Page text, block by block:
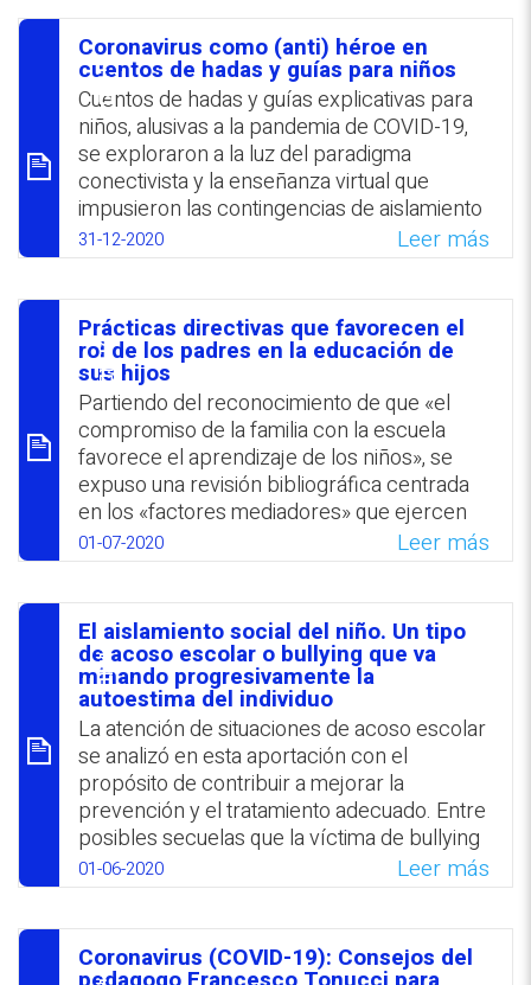
EDUCACIÓN Y FORMACIÓN DEL
PROFESORADO
סיכום
Coronavirus como (anti) héroe en
cuentos de hadas y guías para niños
Cuentos de hadas y guías explicativas para
niños, alusivas a la pandemia de COVID-19,
se exploraron a la luz del paradigma
conectivista y la enseñanza virtual que
impusieron las contingencias de aislamiento
que generó el coronavirus. El conectivismo
se asoció con las actividades didácticas en
línea que emergieron en la era digital, tales
como el aprendizaje a distancia, libros
electrónicos, audiolibros, programas
multimedia y demás, Se analizaron una serie
de creaciones literarias que surgieron ante
la ausencia de una respuesta oficial dirigida a
la población infantil, para ayudarla a afrontar
la incertidumbre, gestionar sus emociones y
comprender el por qué de la crisis sanitaria
y cómo superarla.
WhatsApp
Facebook
Twitter
Email
31-12-2020 Leer más
סיכום
Prácticas directivas que favorecen el
rol de los padres en la educación de
sus hijos
Partiendo del reconocimiento de que «el
compromiso de la familia con la escuela
favorece el aprendizaje de los niños», se
expuso una revisión bibliográfica centrada
en los «factores mediadores» que ejercen
un impacto positivo en las relaciones familia-
escuela. Se reportaron diferencias en las
actividades y funciones de los líderes y los
niveles investigativos entre países
anglosajones e hispanoamericanos. Se
mencionaron las principales barreras que
afrontan los líderes en su relación con los
padres (tiempo; capacidad y formación;
apertura hacia el otro) y se delinearon
sugerencias para superarlas. Se propuso
generar una atmósfera positiva, a nivel
socioemocional, en la que prevalezcan los
lazos afectivos entre los diferentes
colectivos.
WhatsApp
Facebook
Twitter
Email
01-07-2020 Leer más
סיכום
El aislamiento social del niño. Un tipo
de acoso escolar o bullying que va
minando progresivamente la
autoestima del individuo
La atención de situaciones de acoso escolar
se analizó en esta aportación con el
propósito de contribuir a mejorar la
prevención y el tratamiento adecuado. Entre
posibles secuelas que la víctima de bullying
en la infancia o adolescencia puede llegar a
desarrollar se mencionaron: depresiones;
dificultad para entablar relaciones; fobias;
adicciones; baja autoestima y
comportamiento violento. Se destacó la
01-06-2020 Leer más
Coronavirus (COVID-19): Consejos del